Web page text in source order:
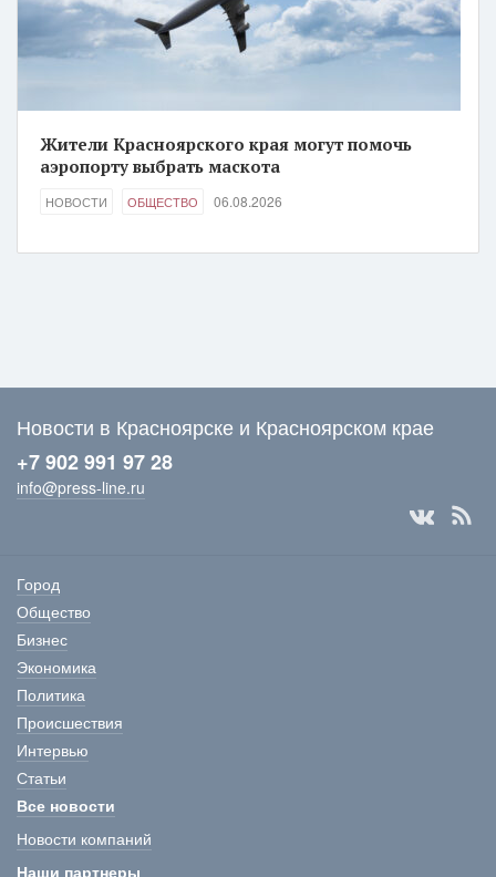
Жители Красноярского края могут помочь
аэропорту выбрать маскота
НОВОСТИ ОБЩЕСТВО 06.08.2026
Новости в Красноярске и Красноярском крае
+7 902 991 97 28
info@press-line.ru
Город
Общество
Бизнес
Экономика
Политика
Происшествия
Интервью
Статьи
Все новости
Новости компаний
Наши партнеры